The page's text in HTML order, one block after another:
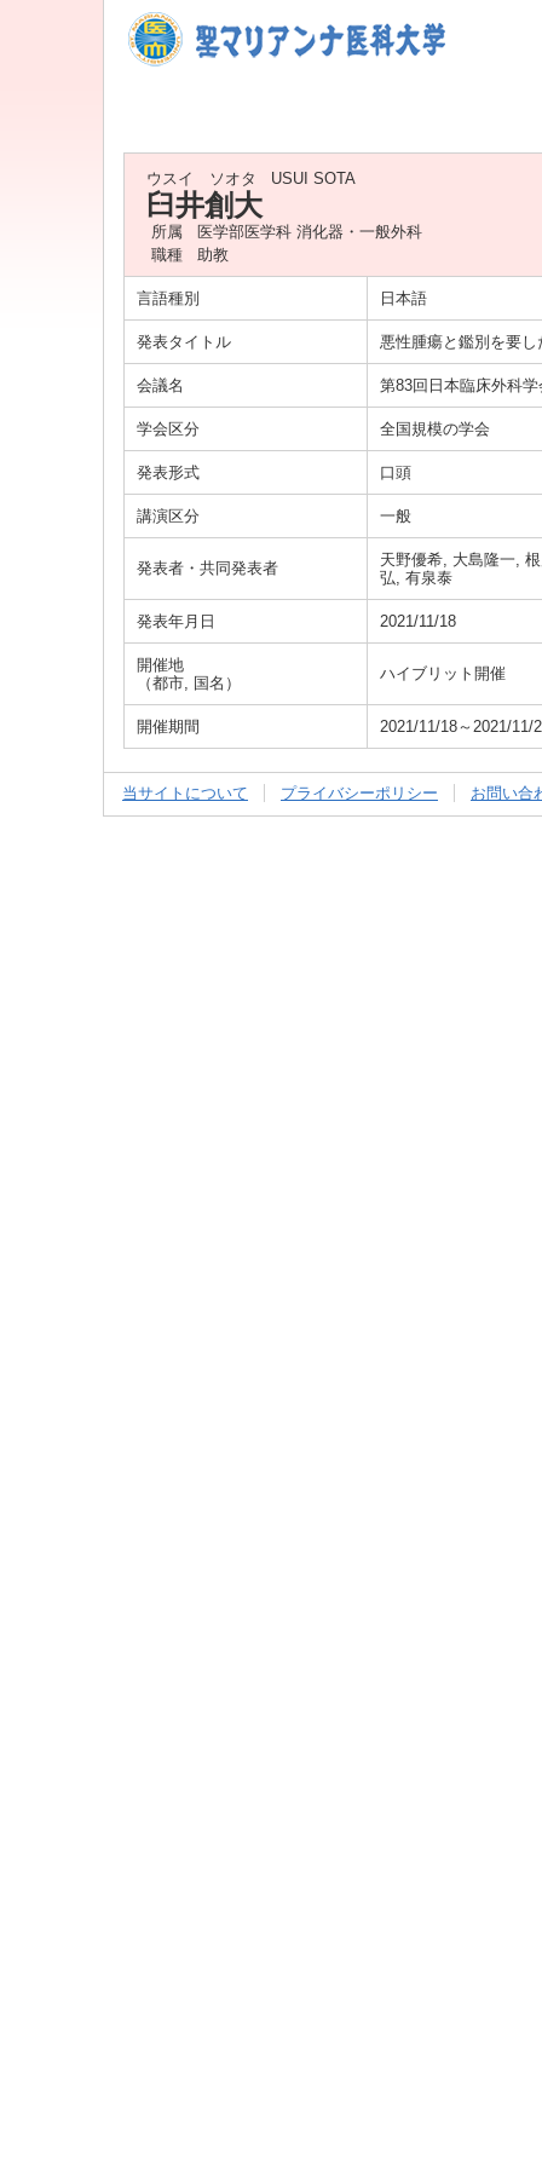
ウスイ ソオタ USUI SOTA
臼井創大
所属
医学部医学科 消化器・一般外科
職種
助教
言語種別 日本語
発表タイトル 悪性腫瘍と鑑別を要
会議名 第83回日本臨床外科
学会区分 全国規模の学会
発表形式 口頭
講演区分 一般
発表者・共同発表者
天野優希, 大島隆一,
弘, 有泉泰
発表年月日 2021/11/18
開催地
（都市, 国名）
ハイブリット開催
開催期間 2021/11/18～2021/11/
当サイトについて プライバシーポリシー お問い合